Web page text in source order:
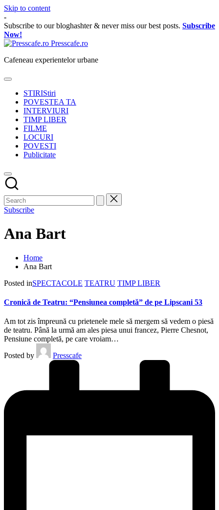
Skip to content
-
Subscribe to our bloghashter & never miss our best posts. Subscribe
Now!
Presscafe.ro
Cafeneau experientelor urbane
STIRIStiri
POVESTEA TA
INTERVIURI
TIMP LIBER
FILME
LOCURI
POVESTI
Publicitate
Subscribe
Ana Bart
Home
Ana Bart
Posted inSPECTACOLE TEATRU TIMP LIBER
Cronică de Teatru: “Pensiunea completă” de pe Lipscani 53
Am tot zis împreună cu prietenele mele să mergem să vedem o piesă
de teatru. Până la urmă am ales piesa unui francez, Pierre Chesnot,
Pensiune completă, pe care vroiam…
Posted by
Presscafe